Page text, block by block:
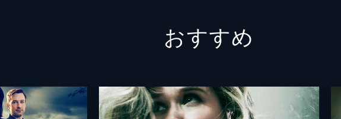
ジェフ・バーマッシュ
バーバラ・フィックス
おすすめ